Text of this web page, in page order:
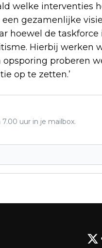
welke interventies
gezamenlijke
hoewel de
Hierbij werken
proberen
op te zetten.’
uur in je mailbox.
HART VAN